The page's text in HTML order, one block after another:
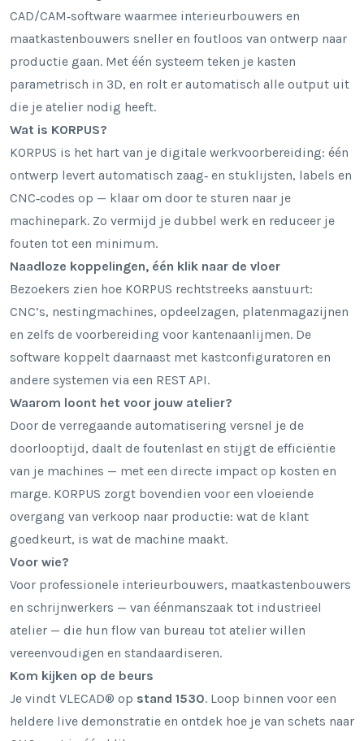
CAD/CAM‑software waarmee interieurbouwers en
maatkastenbouwers sneller en foutloos van ontwerp naar
productie gaan. Met één systeem teken je kasten
parametrisch in 3D, en rolt er automatisch alle output uit
die je atelier nodig heeft.
Wat is KORPUS?
KORPUS is het hart van je digitale werkvoorbereiding: één
ontwerp levert automatisch zaag‑ en stuklijsten, labels en
CNC‑codes op — klaar om door te sturen naar je
machinepark. Zo vermijd je dubbel werk en reduceer je
fouten tot een minimum.
Naadloze koppelingen, één klik naar de vloer
Bezoekers zien hoe KORPUS rechtstreeks aanstuurt:
CNC’s, nestingmachines, opdeelzagen, platenmagazijnen
en zelfs de voorbereiding voor kantenaanlijmen. De
software koppelt daarnaast met kastconfiguratoren en
andere systemen via een REST API.
Waarom loont het voor jouw atelier?
Door de verregaande automatisering versnel je de
doorlooptijd, daalt de foutenlast en stijgt de efficiëntie
van je machines — met een directe impact op kosten en
marge. KORPUS zorgt bovendien voor een vloeiende
overgang van verkoop naar productie: wat de klant
goedkeurt, is wat de machine maakt.
Voor wie?
Voor professionele interieurbouwers, maatkastenbouwers
en schrijnwerkers — van éénmanszaak tot industrieel
atelier — die hun flow van bureau tot atelier willen
vereenvoudigen en standaardiseren.
Kom kijken op de beurs
Je vindt VLECAD® op stand 1530. Loop binnen voor een
heldere live demonstratie en ontdek hoe je van schets naar